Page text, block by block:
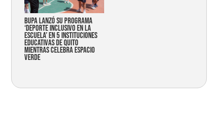
Bupa lanzó su programa
‘Deporte Inclusivo en la
Escuela’ en 5 instituciones
educativas de Quito
mientras celebra espacio
verde